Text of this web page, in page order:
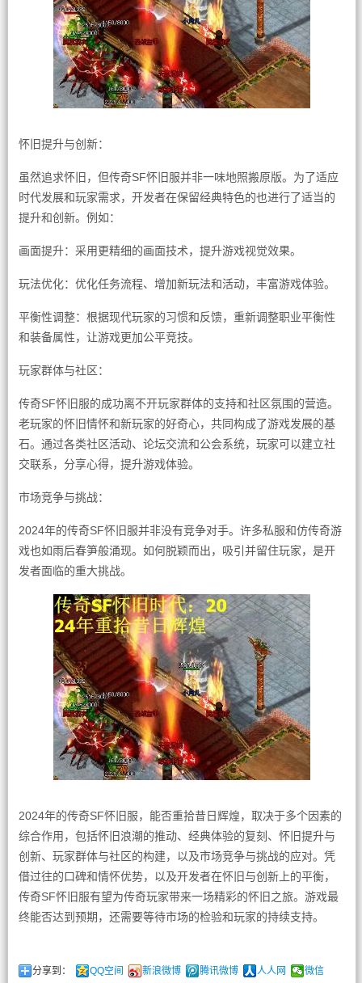
怀旧提升与创新：
虽然追求怀旧，但传奇SF怀旧服并非一味地照搬原版。为了适应
时代发展和玩家需求，开发者在保留经典特色的也进行了适当的
提升和创新。例如：
画面提升：采用更精细的画面技术，提升游戏视觉效果。
玩法优化：优化任务流程、增加新玩法和活动，丰富游戏体验。
平衡性调整：根据现代玩家的习惯和反馈，重新调整职业平衡性
和装备属性，让游戏更加公平竞技。
玩家群体与社区：
传奇SF怀旧服的成功离不开玩家群体的支持和社区氛围的营造。
老玩家的怀旧情怀和新玩家的好奇心，共同构成了游戏发展的基
石。通过各类社区活动、论坛交流和公会系统，玩家可以建立社
交联系，分享心得，提升游戏体验。
市场竞争与挑战：
2024年的传奇SF怀旧服并非没有竞争对手。许多私服和仿传奇游
戏也如雨后春笋般涌现。如何脱颖而出，吸引并留住玩家，是开
发者面临的重大挑战。
2024年的传奇SF怀旧服，能否重拾昔日辉煌，取决于多个因素的
综合作用，包括怀旧浪潮的推动、经典体验的复刻、怀旧提升与
创新、玩家群体与社区的构建，以及市场竞争与挑战的应对。凭
借过往的口碑和情怀优势，以及开发者在怀旧与创新上的平衡，
传奇SF怀旧服有望为传奇玩家带来一场精彩的怀旧之旅。游戏最
终能否达到预期，还需要等待市场的检验和玩家的持续支持。
分享到： QQ空间 新浪微博 腾讯微博 人人网 微信